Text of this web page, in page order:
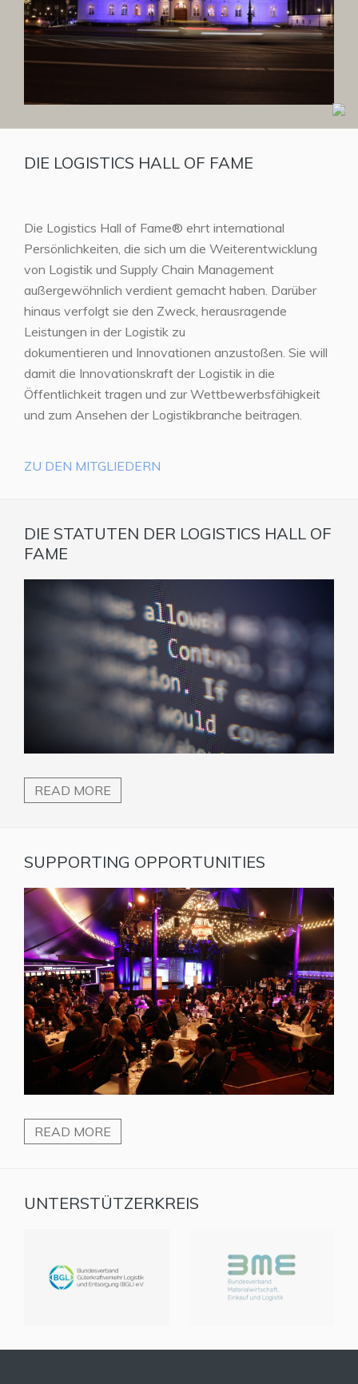
DIE LOGISTICS HALL OF FAME
Die Logistics Hall of Fame® ehrt international
Persönlichkeiten, die sich um die Weiterentwicklung
von Logistik und Supply Chain Management
außergewöhnlich verdient gemacht haben. Darüber
hinaus verfolgt sie den Zweck, herausragende
Leistungen in der Logistik zu
dokumentieren und Innovationen anzustoßen. Sie will
damit die Innovationskraft der Logistik in die
Öffentlichkeit tragen und zur Wettbewerbsfähigkeit
und zum Ansehen der Logistikbranche beitragen.
ZU DEN MITGLIEDERN
DIE STATUTEN DER LOGISTICS HALL OF
FAME
READ MORE
SUPPORTING OPPORTUNITIES
READ MORE
UNTERSTÜTZERKREIS